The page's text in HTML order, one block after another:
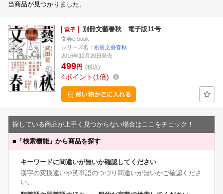
当商品が見つかりました。
別冊文藝春秋 電子版11号
文春e-book
シリーズ名： 別冊文藝春秋
2016年12月20日発売
499円 (税込)
4ポイント 1倍
探している商品が上手く見つからない場合はここをチェック！
■ 「検索機能」から商品を探す
キーワードに間違いが無いか確認してください
漢字の変換違いや英単語のつづり間違いが無いかご確認くださ
い。